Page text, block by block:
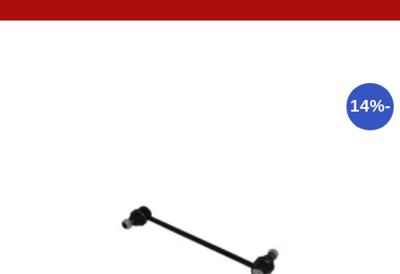
-14%